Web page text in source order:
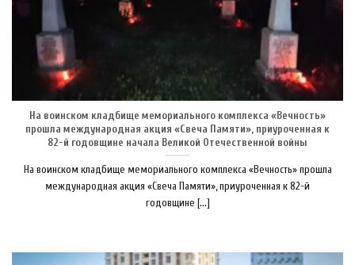
На воинском кладбище мемориального комплекса «Вечность»
прошла международная акция «Свеча Памяти», приуроченная к
82-й годовщине начала Великой Отечественной войны
На воинском кладбище мемориального комплекса «Вечность» прошла
международная акция «Свеча Памяти», приуроченная к 82-й
годовщине [...]